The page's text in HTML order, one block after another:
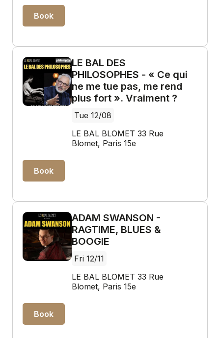
Book
LE BAL DES
PHILOSOPHES - « Ce qui
ne me tue pas, me rend
plus fort ». Vraiment ?
Tue 12/08
LE BAL BLOMET 33 Rue
Blomet, Paris 15e
Book
ADAM SWANSON -
RAGTIME, BLUES &
BOOGIE
Fri 12/11
LE BAL BLOMET 33 Rue
Blomet, Paris 15e
Book